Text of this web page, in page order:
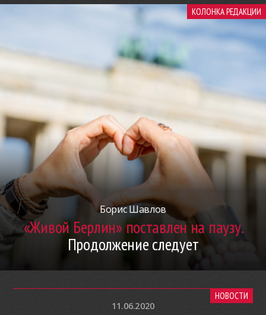
КОЛОНКА РЕДАКЦИИ
Борис Шавлов
«Живой Берлин» поставлен на паузу.
Продолжение следует
НОВОСТИ
11.06.2020